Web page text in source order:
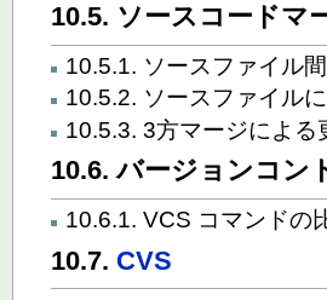
10.5. ソースコードマ
10.5.1. ソースファイル
10.5.2. ソースファイル
10.5.3. 3方マージによる
10.6. バージョンコン
10.6.1. VCS コマンドの
10.7. CVS